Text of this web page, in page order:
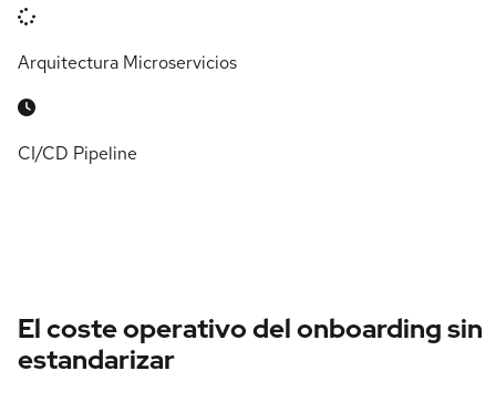
Arquitectura Microservicios
CI/CD Pipeline
El coste operativo del onboarding sin
estandarizar